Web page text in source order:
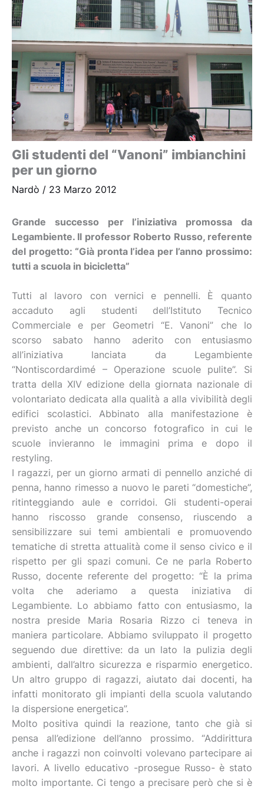
Gli studenti del “Vanoni” imbianchini
per un giorno
Nardò / 23 Marzo 2012
Grande successo per l’iniziativa promossa da
Legambiente. Il professor Roberto Russo, referente
del progetto: “Già pronta l’idea per l’anno prossimo:
tutti a scuola in bicicletta”
Tutti al lavoro con vernici e pennelli. È quanto
accaduto agli studenti dell’Istituto Tecnico
Commerciale e per Geometri “E. Vanoni” che lo
scorso sabato hanno aderito con entusiasmo
all’iniziativa lanciata da Legambiente
“Nontiscordardimé – Operazione scuole pulite”. Si
tratta della XIV edizione della giornata nazionale di
volontariato dedicata alla qualità a alla vivibilità degli
edifici scolastici. Abbinato alla manifestazione è
previsto anche un concorso fotografico in cui le
scuole invieranno le immagini prima e dopo il
restyling.
I ragazzi, per un giorno armati di pennello anziché di
penna, hanno rimesso a nuovo le pareti “domestiche”,
ritinteggiando aule e corridoi. Gli studenti-operai
hanno riscosso grande consenso, riuscendo a
sensibilizzare sui temi ambientali e promuovendo
tematiche di stretta attualità come il senso civico e il
rispetto per gli spazi comuni. Ce ne parla Roberto
Russo, docente referente del progetto: “È la prima
volta che aderiamo a questa iniziativa di
Legambiente. Lo abbiamo fatto con entusiasmo, la
nostra preside Maria Rosaria Rizzo ci teneva in
maniera particolare. Abbiamo sviluppato il progetto
seguendo due direttive: da un lato la pulizia degli
ambienti, dall’altro sicurezza e risparmio energetico.
Un altro gruppo di ragazzi, aiutato dai docenti, ha
infatti monitorato gli impianti della scuola valutando
la dispersione energetica”.
Molto positiva quindi la reazione, tanto che già si
pensa all’edizione dell’anno prossimo. “Addirittura
anche i ragazzi non coinvolti volevano partecipare ai
lavori. A livello educativo -prosegue Russo- è stato
molto importante. Ci tengo a precisare però che si è